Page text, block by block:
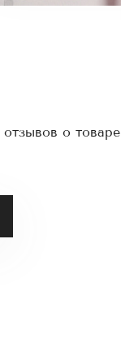
отзывов о товаре